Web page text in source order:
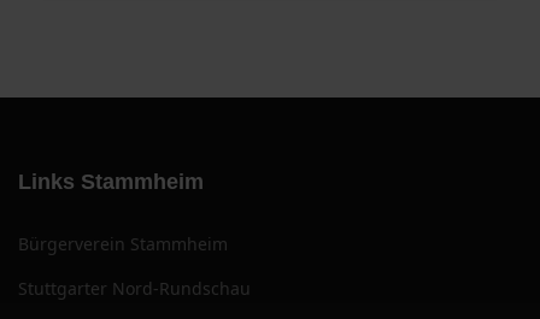
Links Stammheim
Bürgerverein Stammheim
Stuttgarter Nord-Rundschau